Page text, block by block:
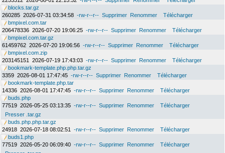
blocks.tar.gz
260285 2026-07-31 03:34:58 -rw-r--r-- Supprimer Renommer
Télécharger
bmpixel.com.tar
206478336 2026-07-20 19:06:25 -rw-r--r-- Supprimer Renommer
Télécharger
bmpixel.com.tar.gz
61459762 2026-07-20 19:06:56 -rw-r--r-- Supprimer Renommer
Télécharger
bmpixel.com.zip
203145151
2026-07-19 17:43:03 -rw-r--r-- Supprimer Renommer
Télécharger
bookmark-template.php.php.tar.gz
3359 2026-08-01 17:47:45 -rw-r--r-- Supprimer Renommer
Télécharger
bookmark-template.php.tar
14336 2026-08-01 17:47:45 -rw-r--r-- Supprimer Renommer
Télécharger
buds.php
77519 2026-05-25 03:13:35 -rw-r--r-- Supprimer Renommer
Télécharger
Presser .tar.gz
buds.php.php.tar.gz
24918 2026-07-18 08:02:51 -rw-r--r-- Supprimer Renommer
Télécharger
buds1.php
77519 2026-05-20 06:09:40 -rw-r--r-- Supprimer Renommer
Télécharger